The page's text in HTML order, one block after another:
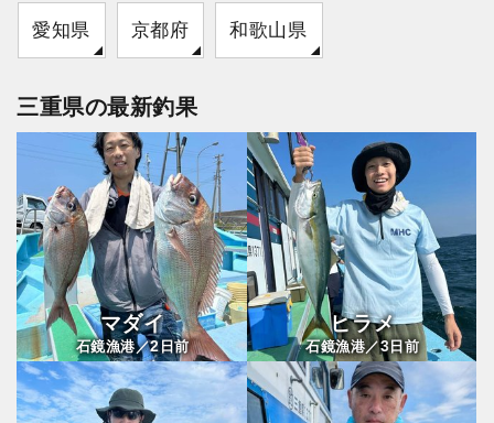
愛知県 京都府 和歌山県
三重県の最新釣果
マダイ
石鏡漁港／2日前
ヒラメ
石鏡漁港／3日前